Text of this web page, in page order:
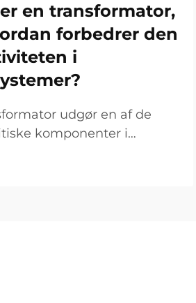
en transformator,
forbedrer den
i
udgør en af de
komponenter i
som rygraden for